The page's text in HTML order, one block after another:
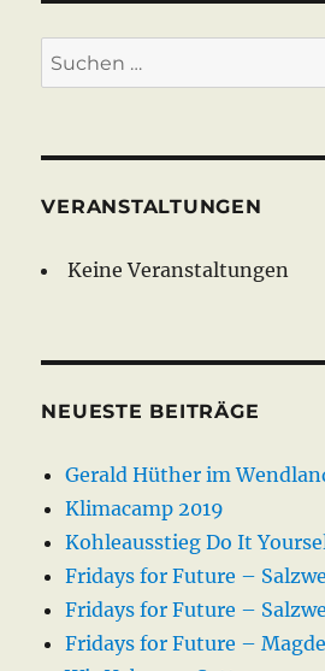
Suche
nach:
VERANSTALTUNGEN
Keine Veranstaltungen
NEUESTE BEITRÄGE
Gerald Hüther im
Klimacamp 2019
Kohleausstieg Do It
Fridays for Future –
Fridays for Future –
Fridays for Future –